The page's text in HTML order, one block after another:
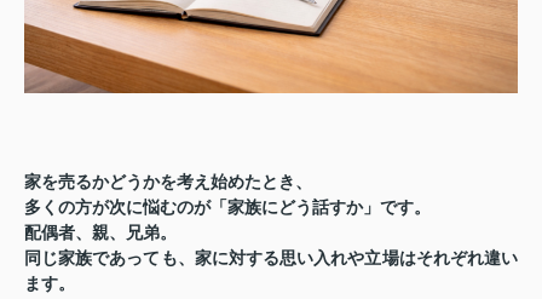
家を売るかどうかを考え始めたとき、
多くの方が次に悩むのが「家族にどう話すか」です。
配偶者、親、兄弟。
同じ家族であっても、家に対する思い入れや立場はそれぞれ違い
ます。